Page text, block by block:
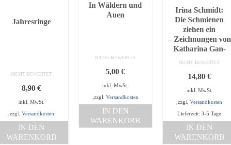
In Wäldern und
Auen
NICHT BEWERTET
5,00€
inkl. MwSt.
,zzgl. Versandkosten
IN DEN
WARENKORB
Irina Schmidt:
Die Schmienen
ziehen ein
– Zeichnungen von
Katharina Gan-
NICHT BEWERTET
14,80 €
inkl. MwSt.
,zzgl.Versandkosten
Lieferzeit: 3-5 Tage
IN DEN
WARENKORB
Jahresringe
NICHT BEWERTET
8,90 €
inkl. MwSt.
,zzgl.Versandkosten
IN DEN
WARENKORB